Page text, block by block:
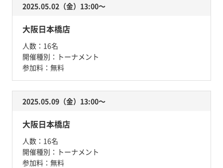
2025.05.02（金）13:00〜
大阪日本橋店
人数： 16名
開催種別： トーナメント
参加料： 無料
2025.05.09（金）13:00〜
大阪日本橋店
人数： 16名
開催種別： トーナメント
参加料： 無料